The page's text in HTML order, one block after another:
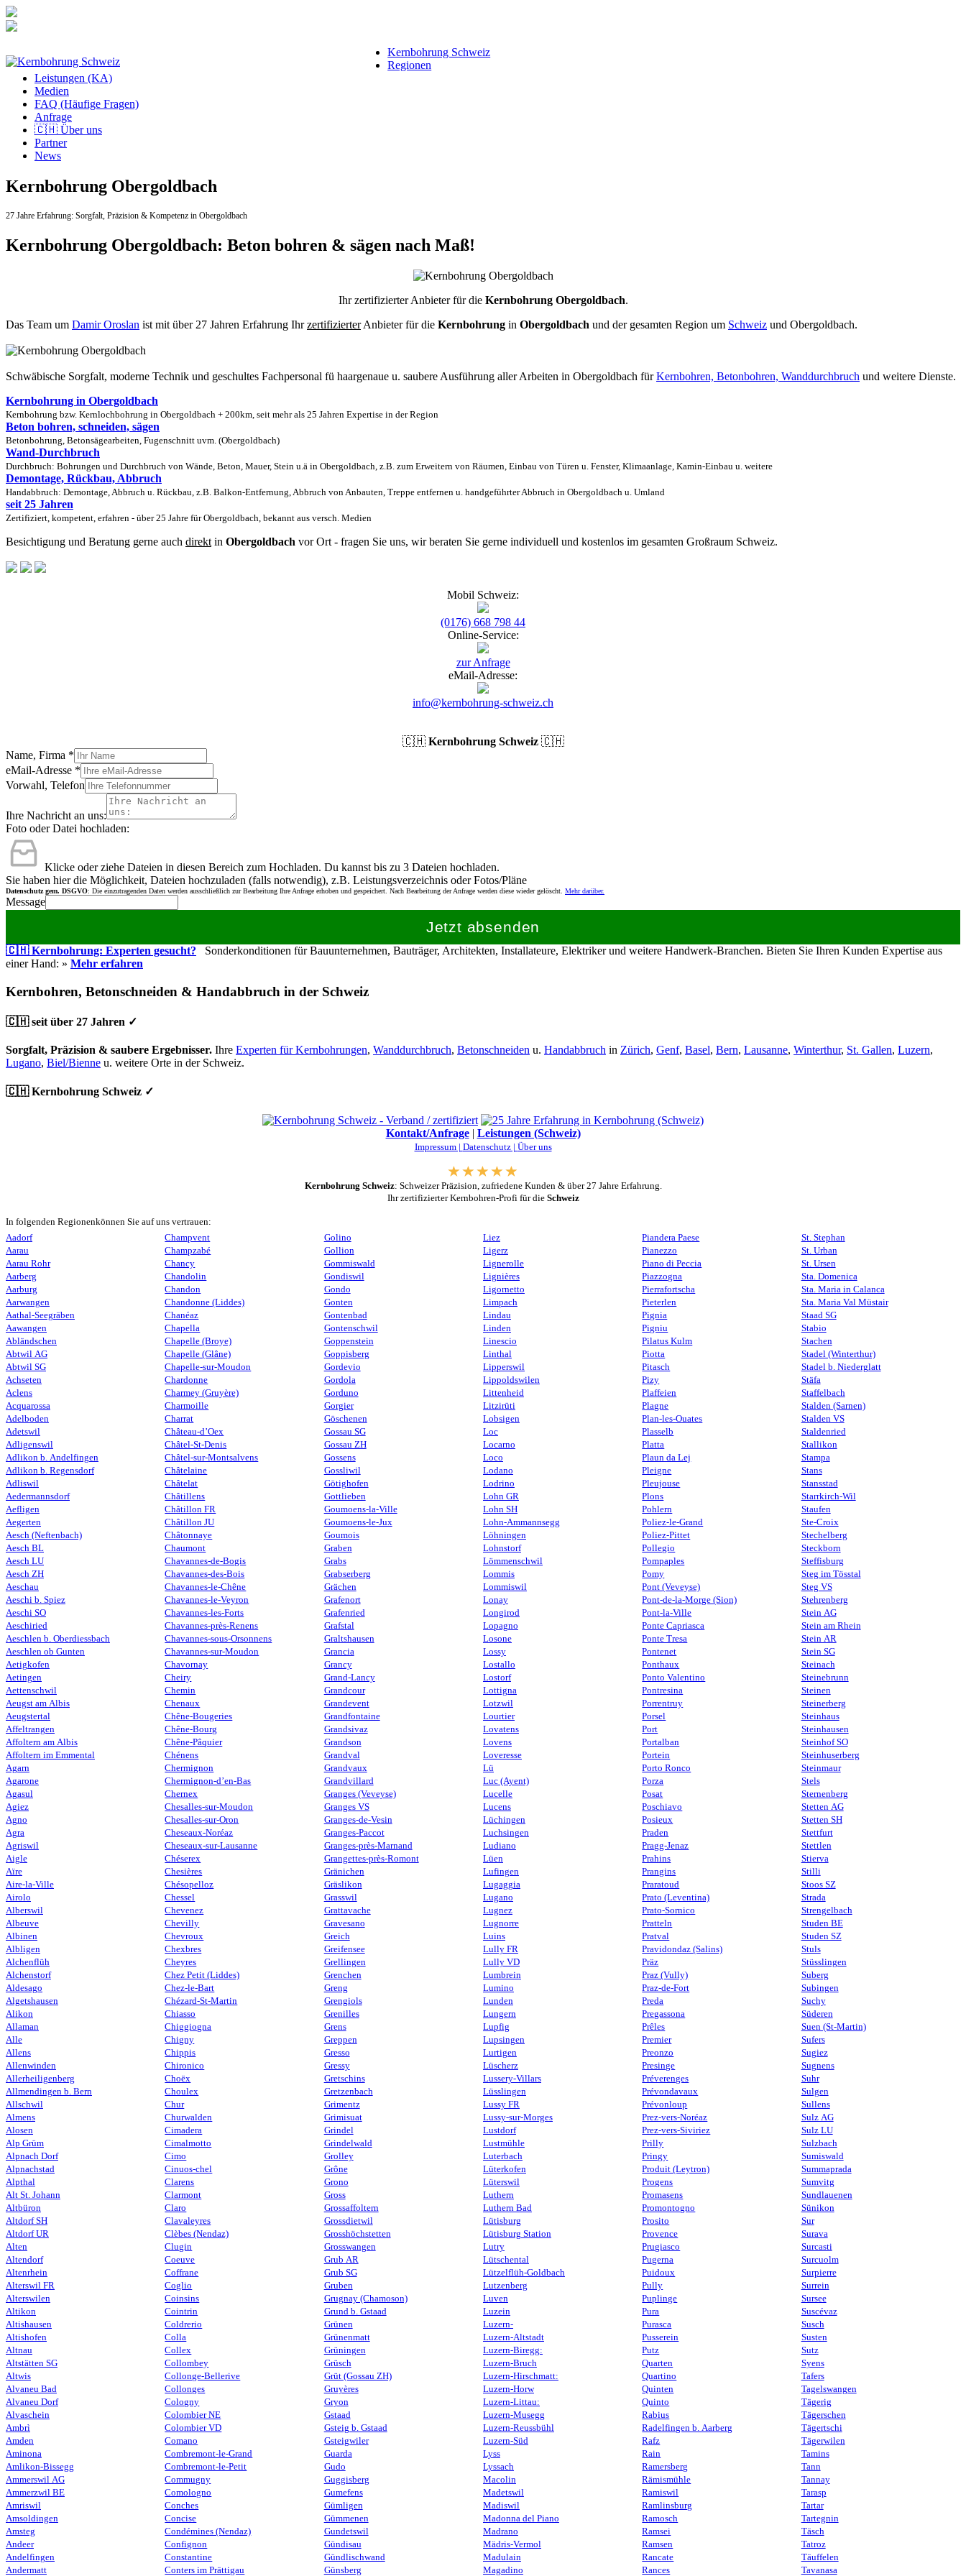
Inhalt
springen
Kernbohrung Schweiz
Regionen
Leistungen (KA)
Medien
FAQ (Häufige Fragen)
Anfrage
🇨🇭 Über uns
Partner
News
Kernbohrung Obergoldbach
27 Jahre Erfahrung: Sorgfalt, Präzision & Kompetenz in Obergoldbach
Kernbohrung Obergoldbach: Beton bohren & sägen nach Maß!
Ihr zertifizierter Anbieter für die Kernbohrung Obergoldbach.
Das Team um Damir Oroslan ist mit über 27 Jahren Erfahrung IhrzertifizierterAnbieter für die Kernbohrung in Obergoldbach und der gesamten Region um Schweiz und Obergoldbach.
Schwäbische Sorgfalt, moderne Technik und geschultes Fachpersonal fü haargenaue u. saubere Ausführung aller Arbeiten in Obergoldbach fürKernbohren, Betonbohren, Wanddurchbruch und weitere Dienste.
Kernbohrung in Obergoldbach
Kernbohrung bzw. Kernlochbohrung in Obergoldbach + 200km, seit mehr als 25 Jahren Expertise in der Region
Beton bohren, schneiden, sägen
Betonbohrung, Betonsägearbeiten, Fugenschnitt uvm. (Obergoldbach)
Wand-Durchbruch
Durchbruch: Bohrungen und Durchbruch von Wände, Beton, Mauer, Stein u.ä in Obergoldbach, z.B. zum Erweitern von Räumen, Einbau von Türen u. Fenster, Klimaanlage, Kamin-Einbau u. weitere
Demontage, Rückbau, Abbruch
Handabbruch: Demontage, Abbruch u. Rückbau, z.B. Balkon-Entfernung, Abbruch von Anbauten, Treppe entfernen u. handgeführter Abbruch in Obergoldbach u. Umland
seit 25 Jahren
Zertifiziert, kompetent, erfahren - über 25 Jahre für Obergoldbach, bekannt aus versch. Medien
Besichtigung und Beratung gerne auch direkt in Obergoldbach vor Ort - fragen Sie uns, wir beraten Sie gerne individuell und kostenlos im gesamten Großraum Schweiz.
Mobil Schweiz:
(0176) 668 798 44
Online-Service:
zur Anfrage
eMail-Adresse:
info@kernbohrung-schweiz.ch
🇨🇭 Kernbohrung Schweiz🇨🇭
Name, Firma *
eMail-Adresse *
Vorwahl, Telefon
Ihre Nachricht an uns:
Foto oder Datei hochladen:
Klicke oder ziehe Dateien in diesen Bereich zum Hochladen. Du kannst bis zu 3 Dateien hochladen.
Sie haben hier die Möglichkeit, Dateien hochzuladen (falls notwendig), z.B. Leistungsverzeichnis oder Fotos/Pläne
Datenschutz gem. DSGVO: Die einzutragenden Daten werden ausschließlich zur Bearbeitung Ihre Anfrage erhoben und gespeichert. Nach Bearbeitung der Anfrage werden diese wieder gelöscht. Mehr darüber.
Message
Jetzt absenden
🇨🇭 Kernbohrung: Experten gesucht? Sonderkonditionen für Bauunternehmen, Bauträger, Architekten, Installateure, Elektriker und weitere Handwerk-Branchen. Bieten Sie Ihren Kunden Expertise aus
einer Hand: » Mehr erfahren
Kernbohren, Betonschneiden & Handabbruch in der Schweiz
🇨🇭 seit über 27 Jahren ✓
Sorgfalt, Präzision & saubere Ergebnisser. Ihre Experten für Kernbohrungen, Wanddurchbruch, Betonschneiden u. Handabbruch in Zürich, Genf, Basel, Bern, Lausanne, Winterthur, St. Gallen, Luzern,
Lugano, Biel/Bienne u. weitere Orte in der Schweiz.
🇨🇭 Kernbohrung Schweiz ✓
Kontakt/Anfrage| Leistungen (Schweiz)
Impressum | Datenschutz | Über uns
Kernbohrung Schweiz: Schweizer Präzision, zufriedene Kunden & über 27 Jahre Erfahrung.
Ihr zertifizierter Kernbohren-Profi für die Schweiz
In folgenden Regionenkönnen Sie auf uns vertrauen:
Aadorf
Aarau
Aarau Rohr
Aarberg
Aarburg
Aarwangen
Aathal-Seegräben
Aawangen
Abländschen
Abtwil AG
Abtwil SG
Achseten
Aclens
Acquarossa
Adelboden
Adetswil
Adligenswil
Adlikon b. Andelfingen
Adlikon b. Regensdorf
Adliswil
Aedermannsdorf
Aefligen
Aegerten
Aesch (Neftenbach)
Aesch BL
Aesch LU
Aesch ZH
Aeschau
Aeschi b. Spiez
Aeschi SO
Aeschiried
Aeschlen b. Oberdiessbach
Aeschlen ob Gunten
Aetigkofen
Aetingen
Aettenschwil
Aeugst am Albis
Aeugstertal
Affeltrangen
Affoltern am Albis
Affoltern im Emmental
Agarn
Agarone
Agasul
Agiez
Agno
Agra
Agriswil
Aigle
Aïre
Aire-la-Ville
Airolo
Alberswil
Albeuve
Albinen
Albligen
Alchenflüh
Alchenstorf
Aldesago
Algetshausen
Alikon
Allaman
Alle
Allens
Allenwinden
Allerheiligenberg
Allmendingen b. Bern
Allschwil
Almens
Alosen
Alp Grüm
Alpnach Dorf
Alpnachstad
Alpthal
Alt St. Johann
Altbüron
Altdorf SH
Altdorf UR
Alten
Altendorf
Altenrhein
Alterswil FR
Alterswilen
Altikon
Altishausen
Altishofen
Altnau
Altstätten SG
Altwis
Alvaneu Bad
Alvaneu Dorf
Alvaschein
Ambrì
Amden
Aminona
Amlikon-Bissegg
Ammerswil AG
Ammerzwil BE
Amriswil
Amsoldingen
Amsteg
Andeer
Andelfingen
Andermatt
Champvent
Champzabé
Chancy
Chandolin
Chandon
Chandonne (Liddes)
Chanéaz
Chapella
Chapelle (Broye)
Chapelle (Glâne)
Chapelle-sur-Moudon
Chardonne
Charmey (Gruyère)
Charmoille
Charrat
Château-d’Oex
Châtel-St-Denis
Châtel-sur-Montsalvens
Châtelaine
Châtelat
Châtillens
Châtillon FR
Châtillon JU
Châtonnaye
Chaumont
Chavannes-de-Bogis
Chavannes-des-Bois
Chavannes-le-Chêne
Chavannes-le-Veyron
Chavannes-les-Forts
Chavannes-près-Renens
Chavannes-sous-Orsonnens
Chavannes-sur-Moudon
Chavornay
Cheiry
Chemin
Chenaux
Chêne-Bougeries
Chêne-Bourg
Chêne-Pâquier
Chénens
Chermignon
Chermignon-d’en-Bas
Chernex
Chesalles-sur-Moudon
Chesalles-sur-Oron
Cheseaux-Noréaz
Cheseaux-sur-Lausanne
Chéserex
Chesières
Chésopelloz
Chessel
Chevenez
Chevilly
Chevroux
Chexbres
Cheyres
Chez Petit (Liddes)
Chez-le-Bart
Chézard-St-Martin
Chiasso
Chiggiogna
Chigny
Chippis
Chironico
Choëx
Choulex
Chur
Churwalden
Cimadera
Cimalmotto
Cimo
Cinuos-chel
Clarens
Clarmont
Claro
Clavaleyres
Clèbes (Nendaz)
Clugin
Coeuve
Coffrane
Coglio
Coinsins
Cointrin
Coldrerio
Colla
Collex
Collombey
Collonge-Bellerive
Collonges
Cologny
Colombier NE
Colombier VD
Comano
Combremont-le-Grand
Combremont-le-Petit
Commugny
Comologno
Conches
Concise
Condémines (Nendaz)
Confignon
Constantine
Conters im Prättigau
Golino
Gollion
Gommiswald
Gondiswil
Gondo
Gonten
Gontenbad
Gontenschwil
Goppenstein
Goppisberg
Gordevio
Gordola
Gorduno
Gorgier
Göschenen
Gossau SG
Gossau ZH
Gossens
Gossliwil
Götighofen
Gottlieben
Goumoens-la-Ville
Goumoens-le-Jux
Goumois
Graben
Grabs
Grabserberg
Grächen
Grafenort
Grafenried
Grafstal
Graltshausen
Grancia
Grancy
Grand-Lancy
Grandcour
Grandevent
Grandfontaine
Grandsivaz
Grandson
Grandval
Grandvaux
Grandvillard
Granges (Veveyse)
Granges VS
Granges-de-Vesin
Granges-Paccot
Granges-près-Marnand
Grangettes-près-Romont
Gränichen
Gräslikon
Grasswil
Grattavache
Gravesano
Greich
Greifensee
Grellingen
Grenchen
Greng
Grengiols
Grenilles
Grens
Greppen
Gresso
Gressy
Gretschins
Gretzenbach
Grimentz
Grimisuat
Grindel
Grindelwald
Grolley
Grône
Grono
Gross
Grossaffoltern
Grossdietwil
Grosshöchstetten
Grosswangen
Grub AR
Grub SG
Gruben
Grugnay (Chamoson)
Grund b. Gstaad
Grünen
Grünenmatt
Grüningen
Grüsch
Grüt (Gossau ZH)
Gruyères
Gryon
Gstaad
Gsteig b. Gstaad
Gsteigwiler
Guarda
Gudo
Guggisberg
Gumefens
Gümligen
Gümmenen
Gundetswil
Gündisau
Gündlischwand
Günsberg
Liez
Ligerz
Lignerolle
Lignières
Ligornetto
Limpach
Lindau
Linden
Linescio
Linthal
Lipperswil
Lippoldswilen
Littenheid
Litzirüti
Lobsigen
Loc
Locarno
Loco
Lodano
Lodrino
Lohn GR
Lohn SH
Lohn-Ammannsegg
Löhningen
Lohnstorf
Lömmenschwil
Lommis
Lommiswil
Lonay
Longirod
Lopagno
Losone
Lossy
Lostallo
Lostorf
Lottigna
Lotzwil
Lourtier
Lovatens
Lovens
Loveresse
Lü
Luc (Ayent)
Lucelle
Lucens
Lüchingen
Luchsingen
Ludiano
Lüen
Lufingen
Lugaggia
Lugano
Lugnez
Lugnorre
Luins
Lully FR
Lully VD
Lumbrein
Lumino
Lunden
Lungern
Lupfig
Lupsingen
Lurtigen
Lüscherz
Lussery-Villars
Lüsslingen
Lussy FR
Lussy-sur-Morges
Lustdorf
Lustmühle
Luterbach
Lüterkofen
Lüterswil
Luthern
Luthern Bad
Lütisburg
Lütisburg Station
Lutry
Lütschental
Lützelflüh-Goldbach
Lutzenberg
Luven
Luzein
Luzern-
Luzern-Altstadt
Luzern-Biregg:
Luzern-Bruch
Luzern-Hirschmatt:
Luzern-Horw
Luzern-Littau:
Luzern-Musegg
Luzern-Reussbühl
Luzern-Süd
Lyss
Lyssach
Macolin
Madetswil
Madiswil
Madonna del Piano
Madrano
Mädris-Vermol
Madulain
Magadino
Piandera Paese
Pianezzo
Piano di Peccia
Piazzogna
Pierrafortscha
Pieterlen
Pignia
Pigniu
Pilatus Kulm
Piotta
Pitasch
Pizy
Plaffeien
Plagne
Plan-les-Ouates
Plasselb
Platta
Plaun da Lej
Pleigne
Pleujouse
Plons
Pohlern
Poliez-le-Grand
Poliez-Pittet
Pollegio
Pompaples
Pomy
Pont (Veveyse)
Pont-de-la-Morge (Sion)
Pont-la-Ville
Ponte Capriasca
Ponte Tresa
Pontenet
Ponthaux
Ponto Valentino
Pontresina
Porrentruy
Porsel
Port
Portalban
Portein
Porto Ronco
Porza
Posat
Poschiavo
Posieux
Praden
Pragg-Jenaz
Prahins
Prangins
Praratoud
Prato (Leventina)
Prato-Sornico
Pratteln
Pratval
Pravidondaz (Salins)
Präz
Praz (Vully)
Praz-de-Fort
Preda
Pregassona
Prêles
Premier
Preonzo
Presinge
Préverenges
Prévondavaux
Prévonloup
Prez-vers-Noréaz
Prez-vers-Siviriez
Prilly
Pringy
Produit (Leytron)
Progens
Promasens
Promontogno
Prosito
Provence
Prugiasco
Pugerna
Puidoux
Pully
Puplinge
Pura
Purasca
Pusserein
Putz
Quarten
Quartino
Quinten
Quinto
Rabius
Radelfingen b. Aarberg
Rafz
Rain
Ramersberg
Rämismühle
Ramiswil
Ramlinsburg
Ramosch
Ramsei
Ramsen
Rancate
Rances
St. Stephan
St. Urban
St. Ursen
Sta. Domenica
Sta. Maria in Calanca
Sta. Maria Val Müstair
Staad SG
Stabio
Stachen
Stadel (Winterthur)
Stadel b. Niederglatt
Stäfa
Staffelbach
Stalden (Sarnen)
Stalden VS
Staldenried
Stallikon
Stampa
Stans
Stansstad
Starrkirch-Wil
Staufen
Ste-Croix
Stechelberg
Steckborn
Steffisburg
Steg im Tösstal
Steg VS
Stehrenberg
Stein AG
Stein am Rhein
Stein AR
Stein SG
Steinach
Steinebrunn
Steinen
Steinerberg
Steinhaus
Steinhausen
Steinhof SO
Steinhuserberg
Steinmaur
Stels
Sternenberg
Stetten AG
Stetten SH
Stettfurt
Stettlen
Stierva
Stilli
Stoos SZ
Strada
Strengelbach
Studen BE
Studen SZ
Stuls
Stüsslingen
Suberg
Subingen
Suchy
Süderen
Suen (St-Martin)
Sufers
Sugiez
Sugnens
Suhr
Sulgen
Sullens
Sulz AG
Sulz LU
Sulzbach
Sumiswald
Summaprada
Sumvitg
Sundlauenen
Sünikon
Sur
Surava
Surcasti
Surcuolm
Surpierre
Surrein
Sursee
Suscévaz
Susch
Susten
Sutz
Syens
Tafers
Tagelswangen
Tägerig
Tägerschen
Tägertschi
Tägerwilen
Tamins
Tann
Tannay
Tarasp
Tartar
Tartegnin
Täsch
Tatroz
Täuffelen
Tavanasa